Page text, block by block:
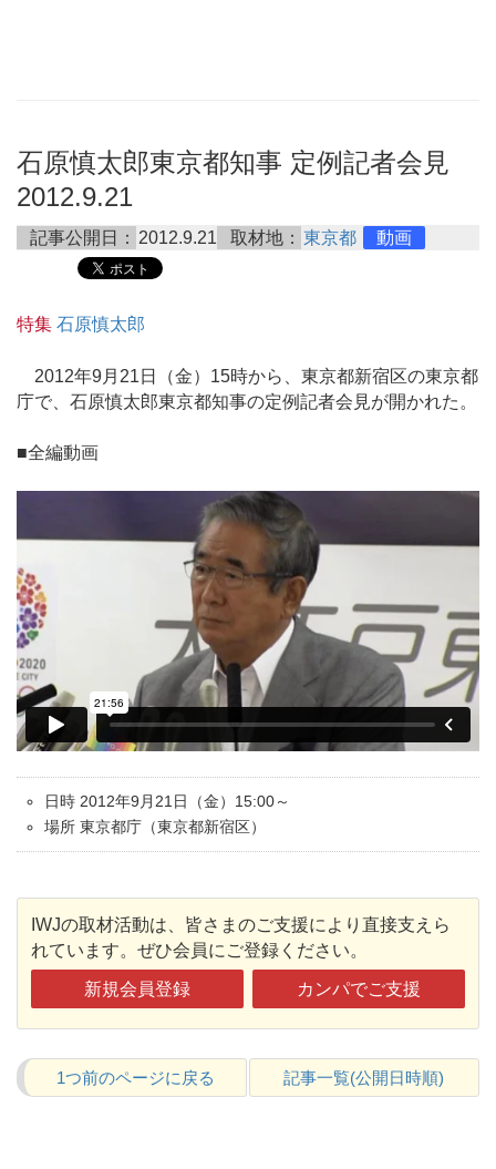
石原慎太郎東京都知事 定例記者会見
2012.9.21
記事公開日： 2012.9.21 取材地： 東京都 動画
特集 石原慎太郎
2012年9月21日（金）15時から、東京都新宿区の東京都
庁で、石原慎太郎東京都知事の定例記者会見が開かれた。
■全編動画
日時 2012年9月21日（金）15:00～
場所 東京都庁（東京都新宿区）
IWJの取材活動は、皆さまのご支援により直接支えら
れています。ぜひ会員にご登録ください。
新規会員登録 カンパでご支援
1つ前のページに戻る 記事一覧(公開日時順)